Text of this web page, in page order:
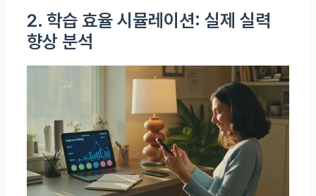
2. 학습 효율 시뮬레이션: 실제 실력
향상 분석